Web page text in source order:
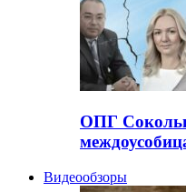
ОПГ
Видеообзоры